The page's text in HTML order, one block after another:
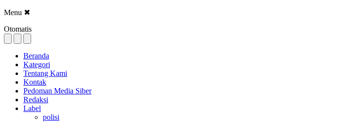
Menu ✖
Otomatis
Beranda
Kategori
Tentang Kami
Kontak
Pedoman Media Siber
Redaksi
Label
polisi